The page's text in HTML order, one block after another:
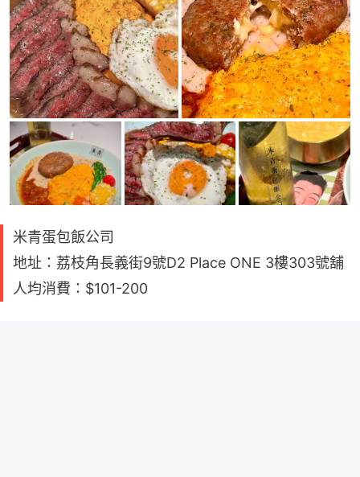
米青蛋包飯公司
地址：荔枝角長義街9號D2 Place ONE 3樓303號舖
人均消費：$101-200